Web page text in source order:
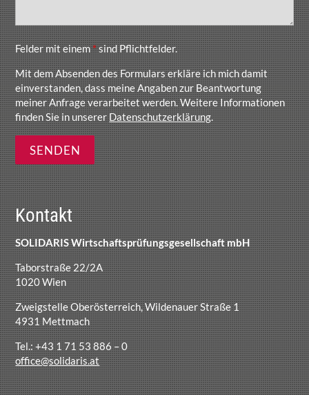
Felder mit einem*sind Pflichtfelder.
Mit dem Absenden des Formulars erkläre ich mich damit
einverstanden, dass meine Angaben zur Beantwortung
meiner Anfrage verarbeitet werden. Weitere Informationen
finden Sie in unsererDatenschutzerklärung.
Kontakt
SOLIDARIS Wirtschaftsprüfungsgesellschaft mbH
Taborstraße 22/2A
1020 Wien
Zweigstelle Oberösterreich, Wildenauer Straße 1
4931 Mettmach
Tel.: +43 1 71 53 886 – 0
office@solidaris.at